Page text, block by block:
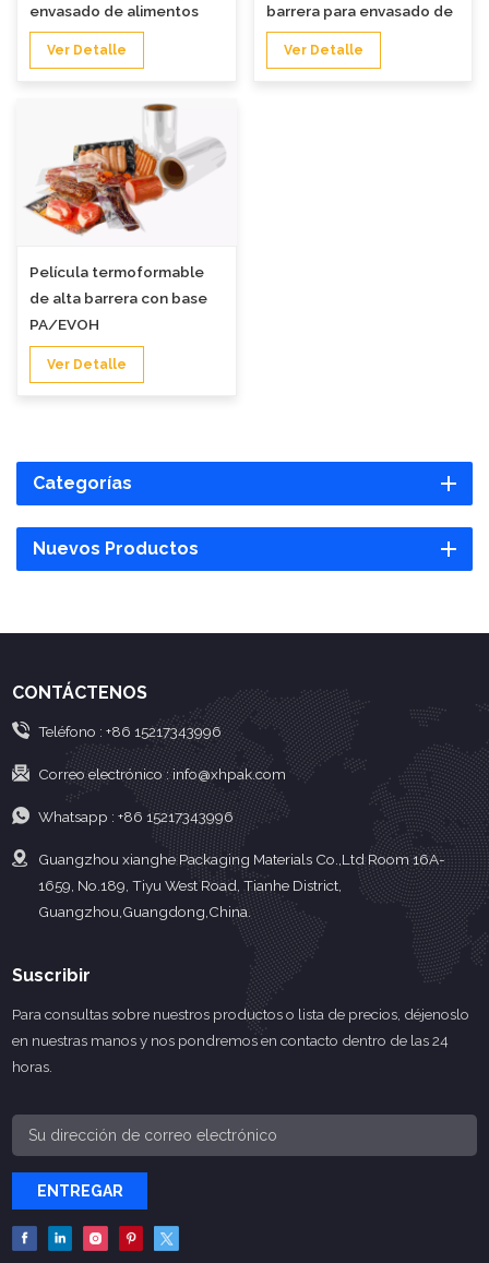
envasado de alimentos
Ver Detalle
barrera para envasado de
alimentos.
Ver Detalle
Película termoformable
de alta barrera con base
PA/EVOH
Ver Detalle
Categorías
Nuevos Productos
CONTÁCTENOS
Teléfono : +86 15217343996
Correo electrónico :info@xhpak.com
Whatsapp : +86 15217343996
Guangzhou xianghe Packaging Materials Co.,Ltd Room 16A-
1659, No.189, Tiyu West Road, Tianhe District,
Guangzhou,Guangdong,China.
Suscribir
Para consultas sobre nuestros productos o lista de precios, déjenoslo
en nuestras manos y nos pondremos en contacto dentro de las 24
horas.
ENTREGAR